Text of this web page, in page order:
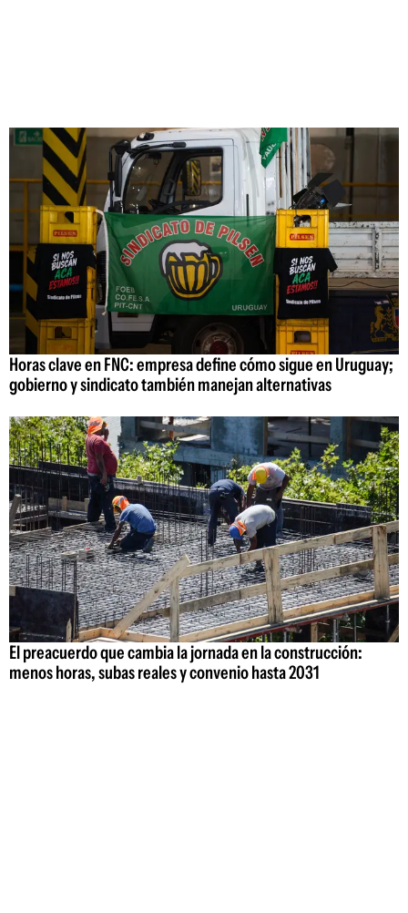
Horas clave en FNC: empresa define cómo sigue en Uruguay;
gobierno y sindicato también manejan alternativas
El preacuerdo que cambia la jornada en la construcción:
menos horas, subas reales y convenio hasta 2031